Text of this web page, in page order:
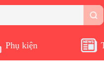
Phụ kiện